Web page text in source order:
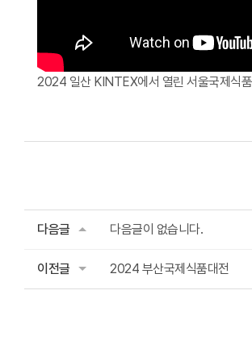
2024 일산 KINTEX에서 열린 서울국제식
다음글 다음글이 없습니다.
이전글 2024 부산국제식품대전